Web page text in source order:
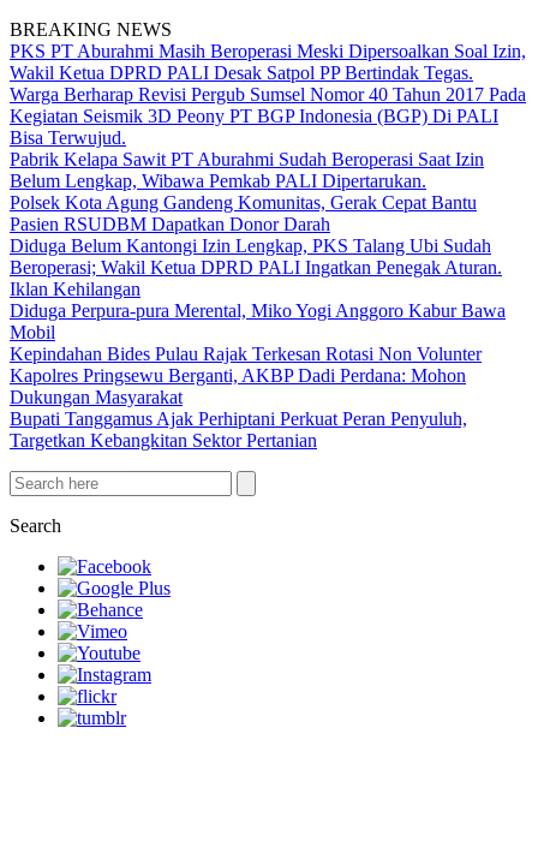
BREAKING NEWS
PKS PT Aburahmi Masih Beroperasi Meski Dipersoalkan Soal Izin,
Wakil Ketua DPRD PALI Desak Satpol PP Bertindak Tegas.
Warga Berharap Revisi Pergub Sumsel Nomor 40 Tahun 2017 Pada
Kegiatan Seismik 3D Peony PT BGP Indonesia (BGP) Di PALI
Bisa Terwujud.
Pabrik Kelapa Sawit PT Aburahmi Sudah Beroperasi Saat Izin
Belum Lengkap, Wibawa Pemkab PALI Dipertarukan.
Polsek Kota Agung Gandeng Komunitas, Gerak Cepat Bantu
Pasien RSUDBM Dapatkan Donor Darah
Diduga Belum Kantongi Izin Lengkap, PKS Talang Ubi Sudah
Beroperasi; Wakil Ketua DPRD PALI Ingatkan Penegak Aturan.
Iklan Kehilangan
Diduga Perpura-pura Merental, Miko Yogi Anggoro Kabur Bawa
Mobil
Kepindahan Bides Pulau Rajak Terkesan Rotasi Non Volunter
Kapolres Pringsewu Berganti, AKBP Dadi Perdana: Mohon
Dukungan Masyarakat
Bupati Tanggamus Ajak Perhiptani Perkuat Peran Penyuluh,
Targetkan Kebangkitan Sektor Pertanian
Search